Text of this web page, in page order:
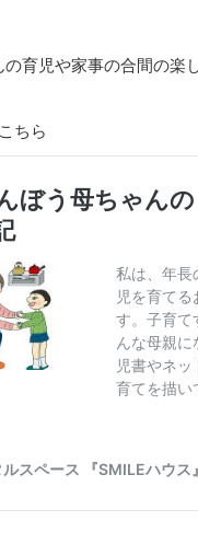
の育児や家事の合間の楽
ちら